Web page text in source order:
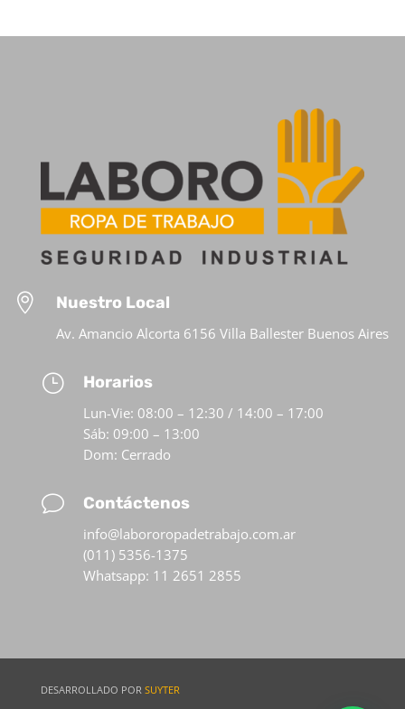
 Nuestro Local
Av. Amancio Alcorta 6156 Villa Ballester Buenos Aires
} Horarios
Lun-Vie: 08:00 – 12:30 / 14:00 – 17:00
Sáb: 09:00 – 13:00
Dom: Cerrado
v Contáctenos
info@labororopadetrabajo.com.ar
(011) 5356-1375
Whatsapp: 11 2651 2855
DESARROLLADO POR SUYTER